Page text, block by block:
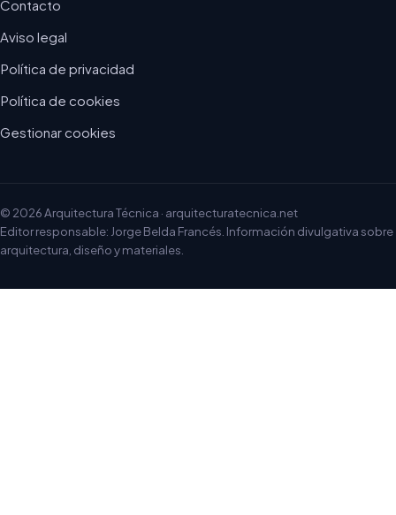
Contacto
Aviso legal
Política de privacidad
Política de cookies
Gestionar cookies
© 2026 Arquitectura Técnica · arquitecturatecnica.net
Editor responsable: Jorge Belda Francés. Información divulgativa sobre
arquitectura, diseño y materiales.